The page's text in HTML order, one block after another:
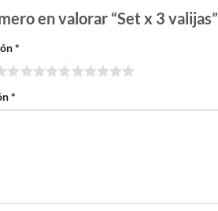
en valorar “Set x 3 valijas”
*
*